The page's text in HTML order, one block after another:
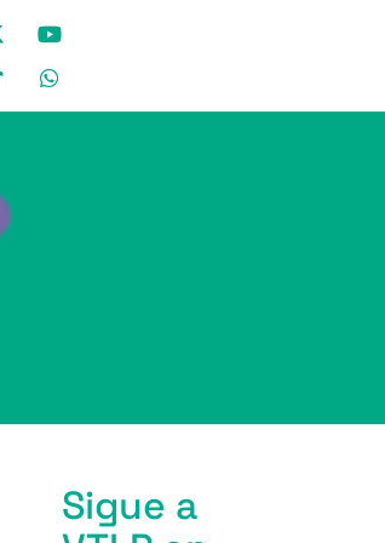
Sigue a